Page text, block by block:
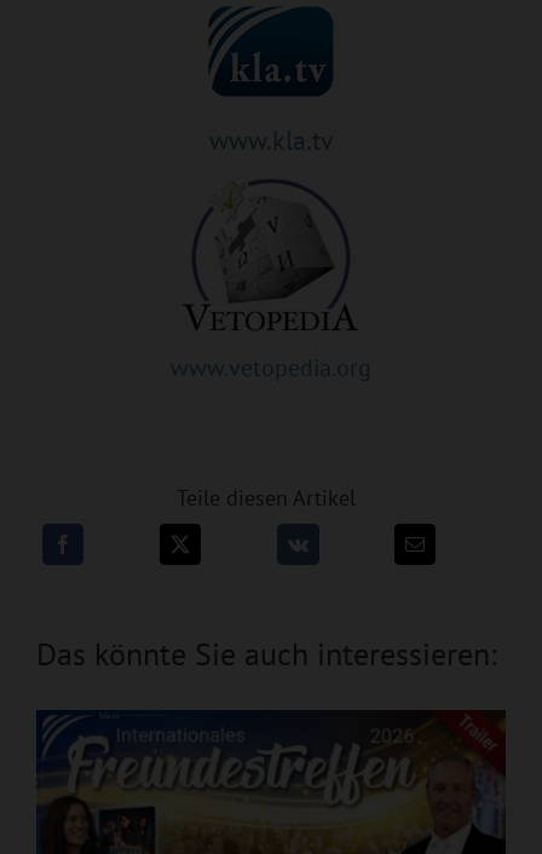
www.kla.tv
www.vetopedia.org
Teile diesen Artikel
Das könnte Sie auch interessieren: